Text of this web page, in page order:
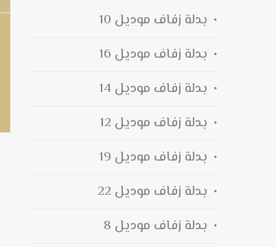
بدلة زفاف موديل 10
بدلة زفاف موديل 16
بدلة زفاف موديل 14
بدلة زفاف موديل 12
بدلة زفاف موديل 19
بدلة زفاف موديل 22
بدلة زفاف موديل 8